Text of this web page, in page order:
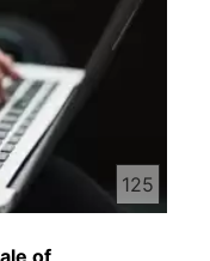
125
of